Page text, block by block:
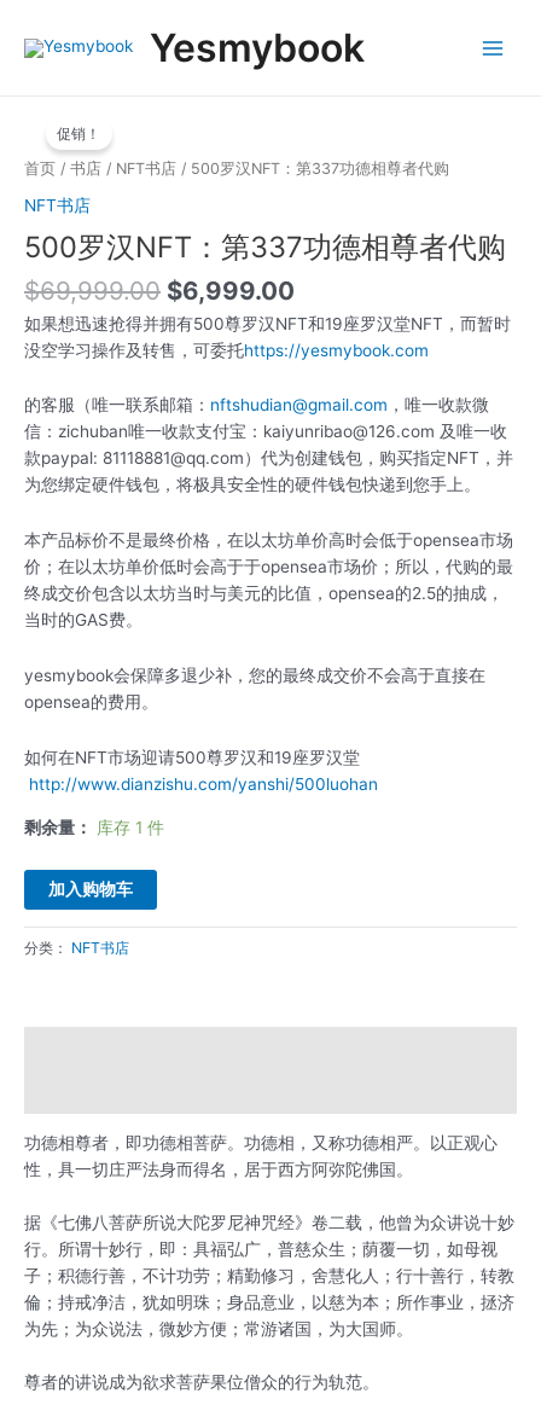
Yesmybook
Menu
促销！
首页 / 书店 / NFT书店 / 500罗汉NFT：第337功德相尊者代购
NFT书店
500罗汉NFT：第337功德相尊者代购
$69,999.00
为：
$6,999.00
价
$6,999.00。
如果想迅速抢得并拥有500尊罗汉NFT和19座罗汉堂NFT，而暂时
没空学习操作及转售，可委托https://yesmybook.com
的客服（唯一联系邮箱： nftshudian@gmail.com ，唯一收款微
信：zichuban唯一收款支付宝：kaiyunribao@126.com 及唯一收
款paypal: 81118881@qq.com）代为创建钱包，购买指定NFT，并
为您绑定硬件钱包，将极具安全性的硬件钱包快递到您手上。
本产品标价不是最终价格，在以太坊单价高时会低于opensea市场
价；在以太坊单价低时会高于于opensea市场价；所以，代购的最
终成交价包含以太坊当时与美元的比值，opensea的2.5的抽成，
当时的GAS费。
yesmybook会保障多退少补，您的最终成交价不会高于直接在
opensea的费用。
如何在NFT市场迎请500尊罗汉和19座罗汉堂
http://www.dianzishu.com/yanshi/500luohan
剩余量： 库存 1 件
汉
第
337
德
相
尊
代
购
数
量
加入购物车
分类： NFT书店
功德相尊者，即功德相菩萨。功德相，又称功德相严。以正观心
性，具一切庄严法身而得名，居于西方阿弥陀佛国。
据《七佛八菩萨所说大陀罗尼神咒经》卷二载，他曾为众讲说十妙
行。所谓十妙行，即：具福弘广，普慈众生；荫覆一切，如母视
子；积德行善，不计功劳；精勤修习，舍慧化人；行十善行，转教
倫；持戒净洁，犹如明珠；身品意业，以慈为本；所作事业，拯济
为先；为众说法，微妙方便；常游诸国，为大国师。
尊者的讲说成为欲求菩萨果位僧众的行为轨范。